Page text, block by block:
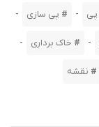
پی - پی سازی -
- خاک برداری -
نقشه